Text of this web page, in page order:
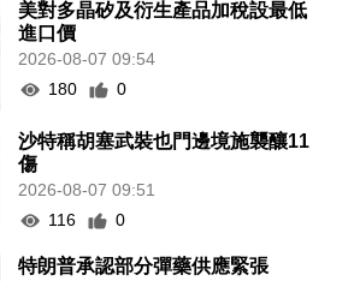
美對多晶矽及衍生產品加稅設最低
進口價
2026-08-07 09:54
180
0
沙特稱胡塞武裝也門邊境施襲釀11
傷
2026-08-07 09:51
116
0
特朗普承認部分彈藥供應緊張